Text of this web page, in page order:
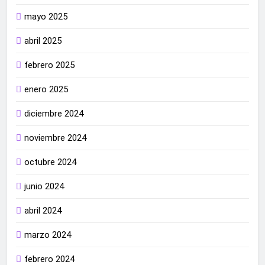
mayo 2025
abril 2025
febrero 2025
enero 2025
diciembre 2024
noviembre 2024
octubre 2024
junio 2024
abril 2024
marzo 2024
febrero 2024